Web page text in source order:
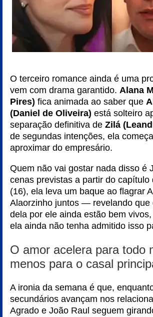
O terceiro romance ainda é uma
vem com drama garantido. Alana
Pires) fica animada ao saber que
(Daniel de Oliveira) está solteiro
separação definitiva de Zilá
de segundas intenções, ela
aproximar do empresário.
Quem não vai gostar nada disso é
cenas previstas a partir do capítulo
(16), ela leva um baque ao flagrar
Alaorzinho juntos — revelando que
dela por ele ainda estão bem
ela ainda não tenha admitido isso
O amor acelera para
menos para o casal
A ironia da semana é que,
secundários avançam nos
Agrado e João Raul seguem